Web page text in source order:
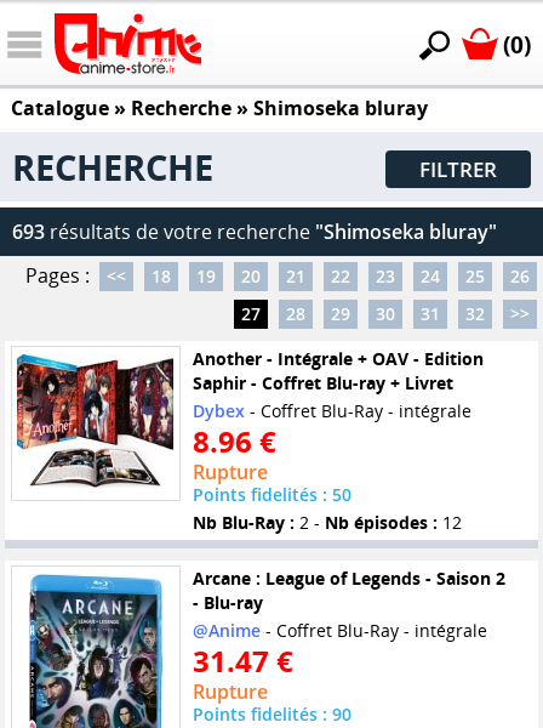
(0)
Catalogue» Recherche » Shimoseka bluray
RECHERCHE FILTRER
693 résultats de votre recherche "Shimoseka bluray"
Pages :
<< 18 19 20 21 22 23 24 25
26
27
28 29 30 31 32
>>
Another - Intégrale + OAV - Edition
Saphir - Coffret Blu-ray + Livret
Dybex- Coffret Blu-Ray - intégrale
8.96 €
Rupture
Points fidelités : 50
Nb Blu-Ray : 2 - Nb épisodes : 12
Arcane : League of Legends - Saison 2
- Blu-ray
@Anime- Coffret Blu-Ray - intégrale
31.47 €
Rupture
Points fidelités : 90